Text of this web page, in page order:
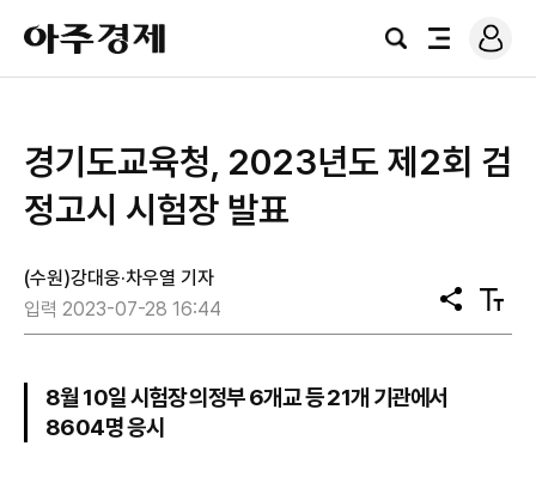
아
주
경
검
전
로
그
경기도교육청, 2023년도 제2회 검
정고시 시험장 발표
(수원)강대웅·차우열 기자
입력 2023-07-28 16:44
공
유
텍
스
8월 10일 시험장 의정부 6개교 등 21개 기관에서
8604명 응시